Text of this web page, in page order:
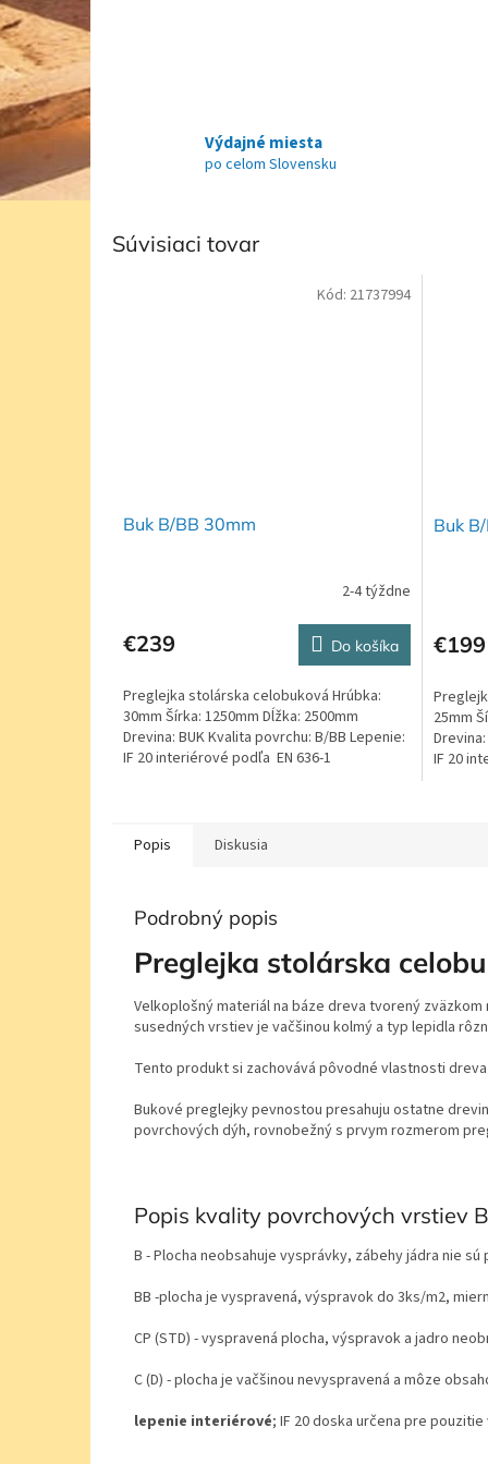
Výdajné miesta
po celom Slovensku
Súvisiaci tovar
Buk B/BB 30mm
2-4 týždne
€239 Do košíka
Preglejka stolárska celobuková Hrúbka:
30mm Šírka: 1250mm Dĺžka: 2500mm
Drevina: BUK Kvalita povrchu: B/BB Lepenie:
IF 20 interiérové podľa EN 636-1
Kód: 21737994
Buk
€199
25mm
IF 20
Popis Diskusia
Podrobný popis
Preglejka stolárska
Velkoplošný materiál na báze dreva tvorený
susedných vrstiev je vačšinou kolmý a typ lepidla
Tento produkt si zachovává pôvodné vlastnosti
Bukové preglejky pevnostou presahuju ostatne
povrchových dýh, rovnobežný s prvym rozmerom
Popis kvality povrchových vrstiev
B - Plocha neobsahuje vysprávky, zábehy jádra nie sú
BB -plocha je vyspravená, výspravok do 3ks/m2,
CP (STD) - vyspravená plocha, výspravok a jadro
C (D) - plocha je vačšinou nevyspravená a môze
lepenie interiérové; IF 20 doska určena pre